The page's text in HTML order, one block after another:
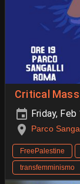
Critical
Friday,
Parco
FreePalestine
transfemminismo